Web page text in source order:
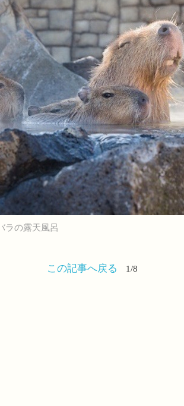
の露天風呂
この記事へ戻る 1/8